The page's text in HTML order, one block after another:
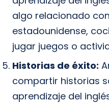
algo relacionado
estadounidense,
jugar juegos o
Historias de éxito:
compartir historias
aprendizaje del